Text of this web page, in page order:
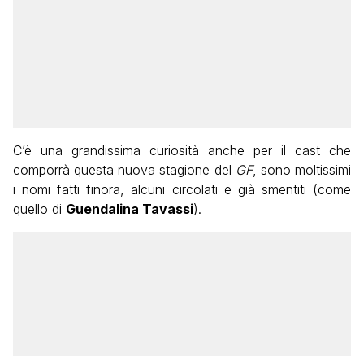
C’è una grandissima curiosità anche per il cast che
comporrà questa nuova stagione del GF, sono moltissimi
i nomi fatti finora, alcuni circolati e già smentiti (come
quello di Guendalina Tavassi).